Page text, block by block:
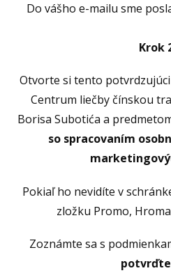
Do vášho e-mailu sme
Krok
Otvorte si tento
Centrum liečby čínskou
Borisa Subotića a
so spracovaním
Pokiaľ ho nevidíte v
zložku Promo,
Zoznámte sa s